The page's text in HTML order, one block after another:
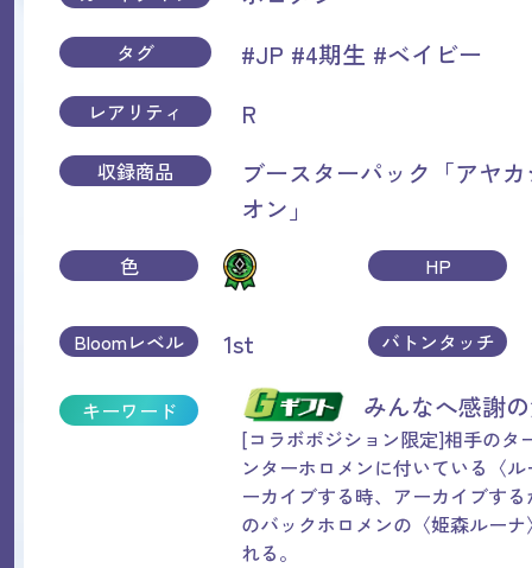
タグ #JP #4期生 #ベイビー
レアリティ R
収録商品
ブースターパック「アヤ
オン」
色 HP
Bloomレベル 1st バトンタッチ
キーワード みんなへ感謝
[コラボポジション限定]相手のタ
ンターホロメンに付いている〈
ーカイブする時、アーカイブす
のバックホロメンの〈姫森ルー
れる。